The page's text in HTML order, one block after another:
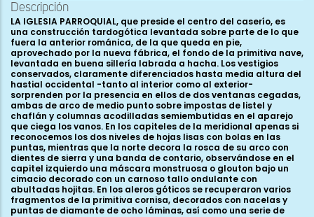
Descripción
LA IGLESIA PARROQUIAL, que preside el centro del caserío, es
una construcción tardogótica levantada sobre parte de lo que
fuera la anterior románica, de la que queda en pie,
aprovechado por la nueva fábrica, el fondo de la primitiva nave,
levantada en buena sillería labrada a hacha. Los vestigios
conservados, claramente diferenciados hasta media altura del
hastial occidental -tanto al interior como al exterior-
sorprenden por la presencia en ellos de dos ventanas cegadas,
ambas de arco de medio punto sobre impostas de listel y
chaflán y columnas acodilladas semiembutidas en el aparejo
que ciega los vanos. En los capiteles de la meridional apenas si
reconocemos los dos niveles de hojas lisas con bolas en las
puntas, mientras que la norte decora la rosca de su arco con
dientes de sierra y una banda de contario, observándose en el
capitel izquierdo una máscara monstruosa o glouton bajo un
cimacio decorado con un carnoso tallo ondulante con
abultadas hojitas. En los aleros góticos se recuperaron varios
fragmentos de la primitiva cornisa, decorados con nacelas y
puntas de diamante de ocho láminas, así como una serie de